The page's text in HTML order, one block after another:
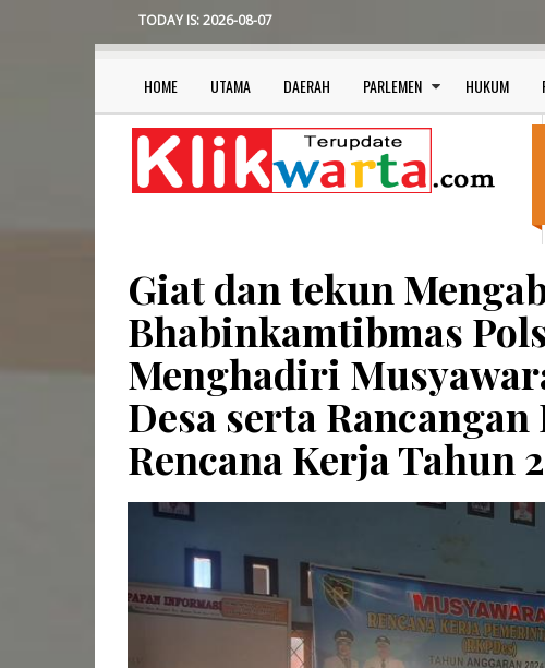
TODAY IS:2026-08-07
Main
navigation
HOME UTAMA DAERAH PARLEMEN HUKUM
Giat dan tekun
Bhabinkamtibmas
Menghadiri
Desa serta
Rencana Kerja Tahun